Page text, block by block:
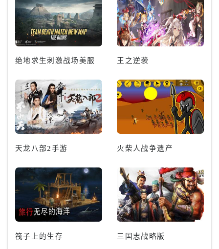
绝地求生刺激战场美服 王之逆袭
天龙八部2手游 火柴人战争遗产
筏子上的生存 三国志战略版